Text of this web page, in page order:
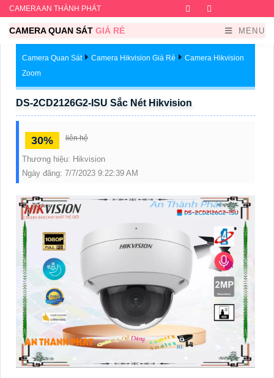
CAMERA AN THÀNH PHÁT Facebook
CAMERA QUAN SÁT GIÁ RẺ MENU
Camera Quan Sát Camera Hikvision Giá Rẻ
Camera Hikvision
Zoom
DS-2CD2126G2-ISU Sắc Nét Hikvision
30% liên hệ
Thương hiệu: Hikvision
Ngày đăng: 7/7/2023 9:22:39 AM